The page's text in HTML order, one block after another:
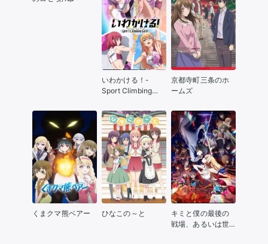
いわかける！-
Sport Climbing
京都寺町三条のホ
ームズ
くまクマ熊ベアー ひなこの～と
キミと僕の最後の
戦場、あるいは世